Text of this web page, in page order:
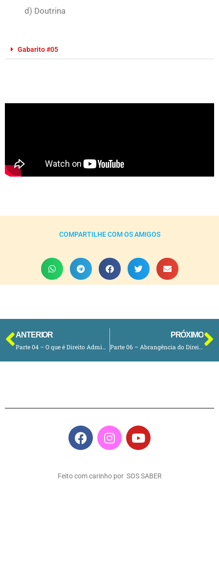
d) Doutrina
Gabarito #05
COMPARTILHE COM OS AMIGOS
ANTERIOR
Parte 04 – O que é Direito Administrativo?
PRÓXIMO
Parte 06 – Abrangência do Direito Administrativo e Administração Pública
Feito com carinho por SOS SABER